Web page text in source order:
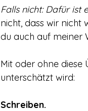
Falls nicht: Dafür ist
nicht, dass wir nicht
du auch auf meiner
Mit oder ohne diese
unterschätzt wird:
Schreiben.